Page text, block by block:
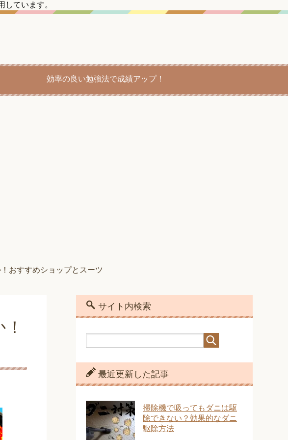
しています。
効率の良い勉強法で成績アップ！
おすすめショップとスーツ
サイト内検索
最近更新した記事
掃除機で吸ってもダニは駆
除できない？効果的なダニ
駆除方法